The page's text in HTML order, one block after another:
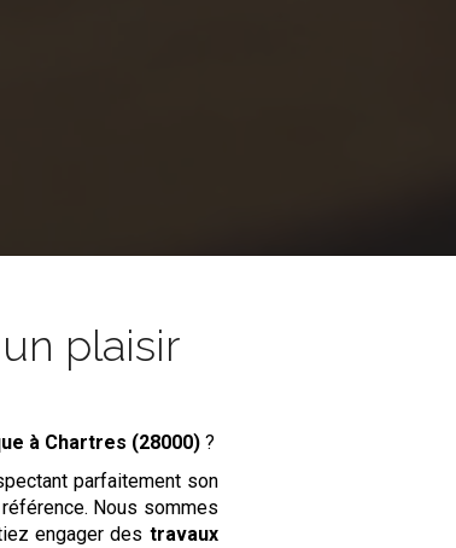
plaisir
à Chartres (28000) ?
parfaitement son
Nous sommes
engager des travaux